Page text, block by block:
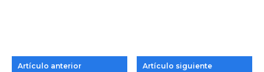
Artículo anterior Artículo siguiente